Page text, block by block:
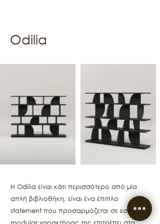
Odilia
Η Odilia είναι κάτι περισσότερο από μία
απλή βιβλιοθήκη, είναι ένα έπιπλο
statement που προσαρμόζεται σε εσάς. Ο